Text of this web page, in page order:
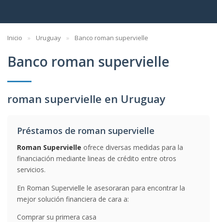
Inicio Uruguay Banco roman supervielle
Banco roman supervielle
roman supervielle en Uruguay
Préstamos de roman supervielle
Roman Supervielle ofrece diversas medidas para la
financiación mediante lineas de crédito entre otros
servicios.
En Roman Supervielle le asesoraran para encontrar la
mejor solución financiera de cara a:
Comprar su primera casa